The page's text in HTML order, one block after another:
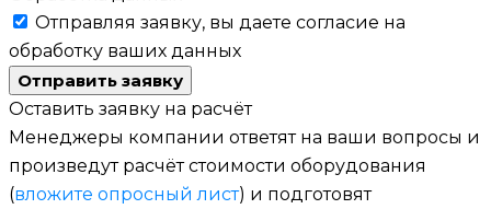
Отправляя заявку, вы даете согласие на
обработку ваших данных
Отправить заявку
Оставить заявку на расчёт
Менеджеры компании ответят на ваши вопросы и
произведут расчёт стоимости оборудования
(вложите опросный лист) и подготовят